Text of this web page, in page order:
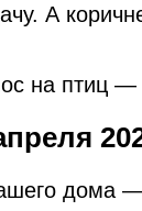
А
на птиц —
дома